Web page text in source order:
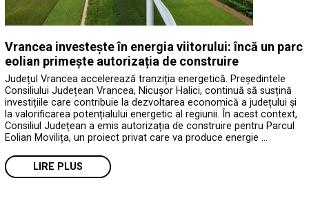
Vrancea investește în energia viitorului: încă un parc
eolian primește autorizația de construire
Județul Vrancea accelerează tranziția energetică. Președintele
Consiliului Județean Vrancea, Nicușor Halici, continuă să susțină
investițiile care contribuie la dezvoltarea economică a județului și
la valorificarea potențialului energetic al regiunii. În acest context,
Consiliul Județean a emis autorizația de construire pentru Parcul
Eolian Movilița, un proiect privat care va produce energie …
LIRE PLUS